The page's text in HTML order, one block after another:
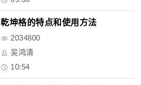
乾坤格的特点和使用方法
2034800
吴鸿清
10:54